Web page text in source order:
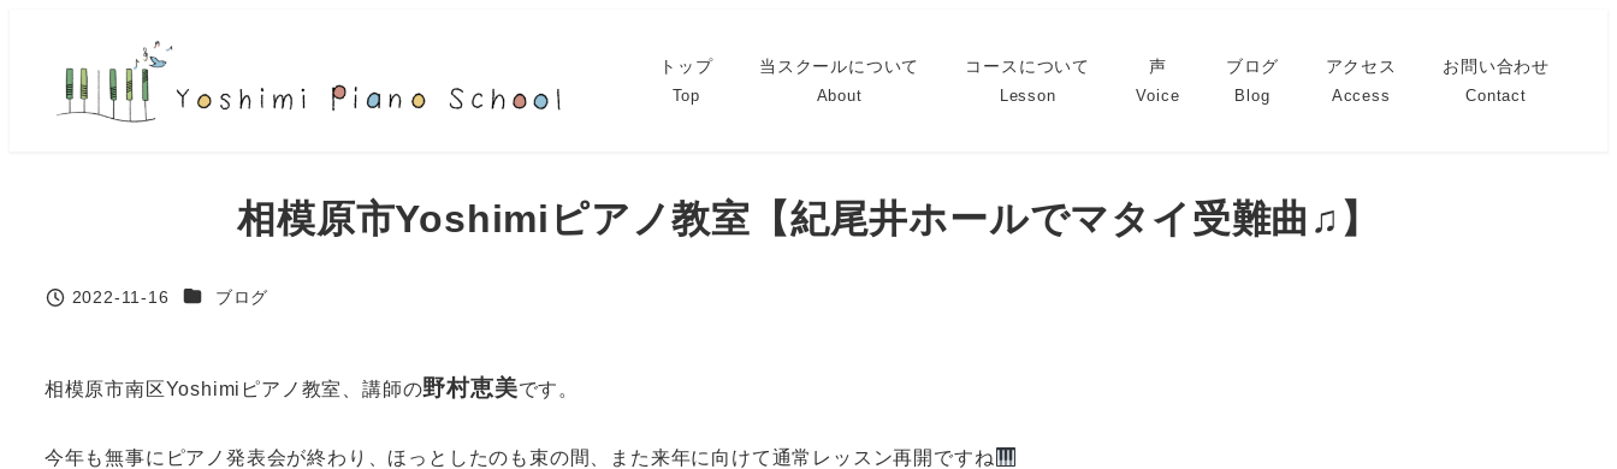
トップ
Top
当スクールについて
About
コースについて
Lesson
声
Voice
ブログ
Blog
アクセス
Access
お問い合わせ
Contact
相模原市Yoshimiピアノ教室【紀尾井ホールでマタイ受難曲♫】
投稿日
2022-11-16 カテゴリー
ブログ
相模原市南区Yoshimiピアノ教室、講師の野村恵美です。
今年も無事にピアノ発表会が終わり、ほっとしたのも束の間、また来年に向けて通常レッスン再開ですね